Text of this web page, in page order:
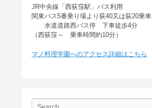
JR中央線「西荻窪駅」バス利用
関東バス5番乗り場より荻40又は荻20乗車
水道道路西バス停 下車徒歩4分
（西荻窪～ 乗車時間約10分）
マノ料理学園へのアクセス詳細はこちら
検